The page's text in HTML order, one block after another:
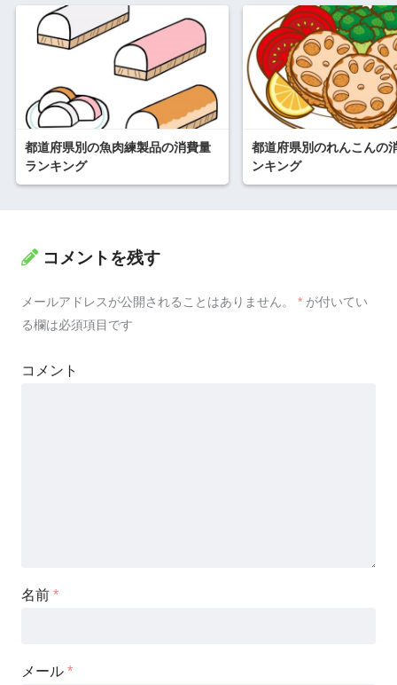
都道府県別の魚肉練製品の消費量
ランキング
都道府県別のれんこんの
ンキング
コメントを残す
メールアドレスが公開されることはありません。 * が付いてい
る欄は必須項目です
コメント
名前 *
メール *